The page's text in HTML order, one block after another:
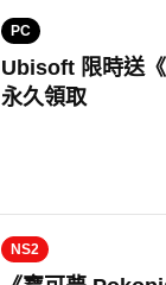
PC
Ubisoft 限時送
永久領取
NS2